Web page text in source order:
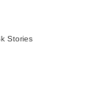
Stories